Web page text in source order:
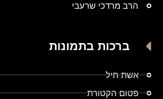
הרב מרדכי שרעבי
ברכות בתמונות
אשת חיל
פטום הקטורת